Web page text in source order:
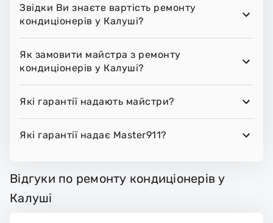
Звідки Ви знаєте вартість ремонту
кондиціонерів у Калуші?
Як замовити майстра з ремонту
кондиціонерів у Калуші?
Які гарантії надають майстри?
Які гарантії надає Master911?
Відгуки по ремонту кондиціонерів у
Калуші